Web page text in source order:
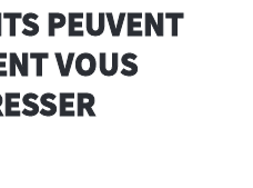
PEUVENT
VOUS